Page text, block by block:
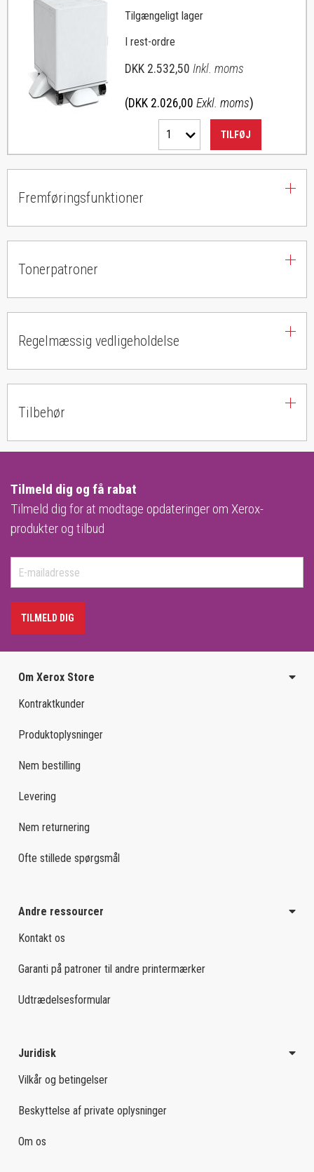
Tilgængeligt lager
I rest-ordre
DKK 2.532,50 Inkl. moms
(DKK 2.026,00 Exkl. moms)
1 TILFØJ
Fremføringsfunktioner
Tonerpatroner
Regelmæssig vedligeholdelse
Tilbehør
Tilmeld dig og få rabat
Tilmeld dig for at modtage opdateringer om Xerox-
produkter og tilbud
TILMELD DIG
Om Xerox Store
Kontraktkunder
Produktoplysninger
Nem bestilling
Levering
Nem returnering
Ofte stillede spørgsmål
Andre ressourcer
Kontakt os
Garanti på patroner til andre printermærker
Udtrædelsesformular
Juridisk
Vilkår og betingelser
Beskyttelse af private oplysninger
Om os